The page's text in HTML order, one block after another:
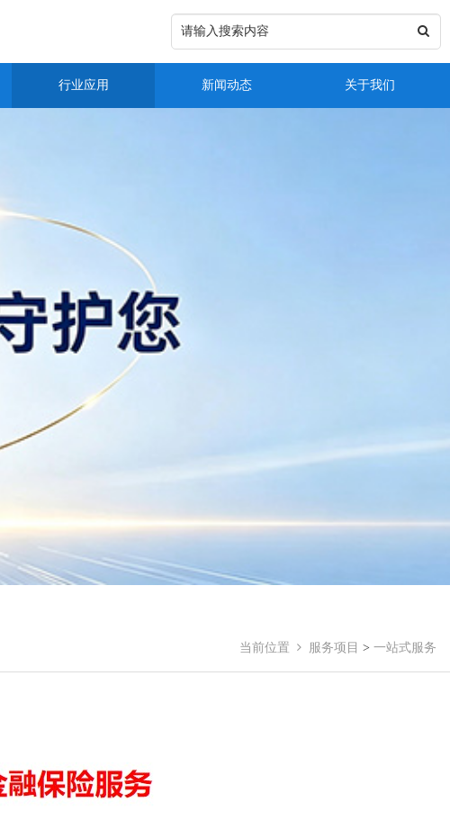
行业应用 新闻动态 关于我们
当前位置 服务项目 > 一站式服务